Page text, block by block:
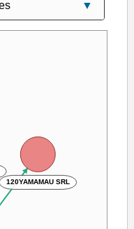
120YAMAMAU SRL